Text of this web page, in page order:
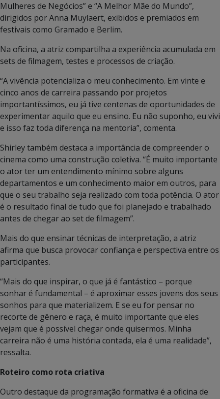
Mulheres de Negócios” e “A Melhor Mãe do Mundo”,
dirigidos por Anna Muylaert, exibidos e premiados em
festivais como Gramado e Berlim.
Na oficina, a atriz compartilha a experiência acumulada em
sets de filmagem, testes e processos de criação.
“A vivência potencializa o meu conhecimento. Em vinte e
cinco anos de carreira passando por projetos
importantíssimos, eu já tive centenas de oportunidades de
experimentar aquilo que eu ensino. Eu não suponho, eu vivi
e isso faz toda diferença na mentoria”, comenta.
Shirley também destaca a importância de compreender o
cinema como uma construção coletiva. “É muito importante
o ator ter um entendimento mínimo sobre alguns
departamentos e um conhecimento maior em outros, para
que o seu trabalho seja realizado com toda potência. O ator
é o resultado final de tudo que foi planejado e trabalhado
antes de chegar ao set de filmagem”.
Mais do que ensinar técnicas de interpretação, a atriz
afirma que busca provocar confiança e perspectiva entre os
participantes.
“Mais do que inspirar, o que já é fantástico – porque
sonhar é fundamental – é aproximar esses jovens dos seus
sonhos para que materializem. E se eu for pensar no
recorte de gênero e raça, é muito importante que eles
vejam que é possível chegar onde quisermos. Minha
carreira não é uma história contada, ela é uma realidade”,
ressalta.
Roteiro como rota criativa
Outro destaque da programação formativa é a oficina de